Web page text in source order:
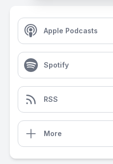
Apple Podcasts
Spotify
RSS
More